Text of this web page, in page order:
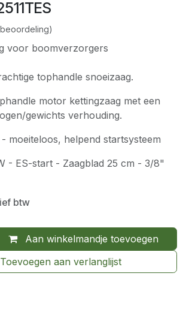
voor boomverzorgers
tophandle snoeizaag.
motor kettingzaag met een
gewichts verhouding.
moeiteloos, helpend startsysteem
- ES-start - Zaagblad 25 cm - 3/8"
btw
Aan winkelmandje toevoegen
Toevoegen aan verlanglijst